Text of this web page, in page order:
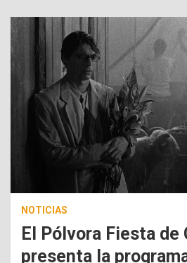
NOTICIAS
El Pólvora Fiesta de
presenta la